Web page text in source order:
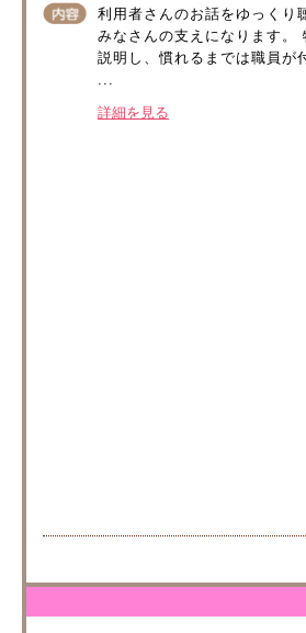
利用者さんのお話をゆっくり
みなさんの支えになります。
説明し、慣れるまでは職員が
...
詳細を見る